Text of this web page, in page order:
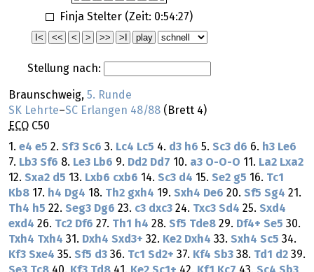
Finja Stelter (Zeit: 0:54:27)
Stellung nach:
Braunschweig, 5. Runde
SK Lehrte–SC Erlangen 48/88 (Brett 4)
ECO C50
1. e4 e5 2. Sf3 Sc6 3. Lc4 Lc5 4. d3 h6 5. Sc3 d6 6. h3 Le6
7. Lb3 Sf6 8. Le3 Lb6 9. Dd2 Dd7 10. a3 O-O-O 11. La2 Lxa2
12. Sxa2 d5 13. Lxb6 cxb6 14. Sc3 d4 15. Se2 g5 16. Tc1
Kb8 17. h4 Dg4 18. Th2 gxh4 19. Sxh4 De6 20. Sf5 Sg4 21.
Th4 h5 22. Seg3 Dg6 23. c3 dxc3 24. Txc3 Sd4 25. Sxd4
exd4 26. Tc2 Df6 27. Th1 h4 28. Sf5 Tde8 29. Df4+ Se5 30.
Txh4 Txh4 31. Dxh4 Sxd3+ 32. Ke2 Dxh4 33. Sxh4 Sc5 34.
Kf3 Sxe4 35. Sf5 d3 36. Tc1 Sd2+ 37. Kf4 Sb3 38. Td1 d2 39.
Se3 Tc8 40. Kf3 Td8 41. Ke2 Sc1+ 42. Kf1 Kc7 43. Sc4 Sb3